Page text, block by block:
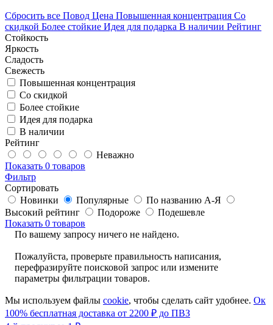
Сбросить все Повод Цена Повышенная концентрация Со
скидкой Более стойкие Идея для подарка В наличии Рейтинг
Стойкость
Яркость
Сладость
Свежесть
Повышенная концентрация
Со скидкой
Более стойкие
Идея для подарка
В наличии
Рейтинг
Неважно
Показать 0 товаров
Фильтр
Сортировать
Новинки
Популярные
По названию А-Я
Высокий рейтинг
Подороже
Подешевле
Показать 0 товаров
По вашему запросу ничего не найдено.
Пожалуйста, проверьте правильность написания,
перефразируйте поисковой запрос или измените
параметры фильтрации товаров.
Мы используем файлы cookie, чтобы сделать сайт удобнее. Ок
100% бесплатная доставка от 2200 ₽ до ПВЗ